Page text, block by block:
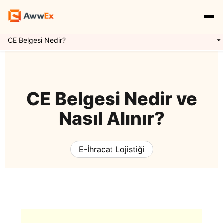
Yurtdışı Kargo
Özellikler
Uluslararası Taşımacılık
Giriş Yap Kayıt Ol
CE Belgesi Nedir ve
Nasıl Alınır?
E-İhracat Lojistiği
CE Belgesi Nedir?